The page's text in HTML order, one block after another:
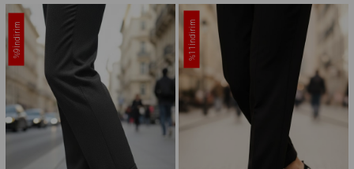
%9
İndirim
%11
İndirim